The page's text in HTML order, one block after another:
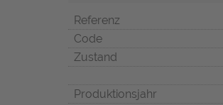
Referenz
Code
Zustand
Produktionsjahr